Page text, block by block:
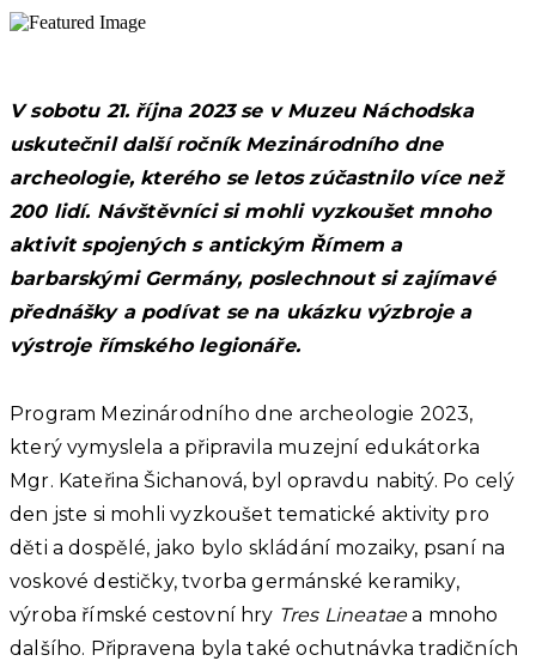
V sobotu 21. října 2023 se v Muzeu Náchodska
uskutečnil další ročník Mezinárodního dne
archeologie, kterého se letos zúčastnilo více než
200 lidí. Návštěvníci si mohli vyzkoušet mnoho
aktivit spojených s antickým Římem a
barbarskými Germány, poslechnout si zajímavé
přednášky a podívat se na ukázku výzbroje a
výstroje římského legionáře.
Program Mezinárodního dne archeologie 2023,
který vymyslela a připravila muzejní edukátorka
Mgr. Kateřina Šichanová, byl opravdu nabitý. Po celý
den jste si mohli vyzkoušet tematické aktivity pro
děti a dospělé, jako bylo skládání mozaiky, psaní na
voskové destičky, tvorba germánské keramiky,
výroba římské cestovní hry Tres Lineataea mnoho
dalšího. Připravena byla také ochutnávka tradičních